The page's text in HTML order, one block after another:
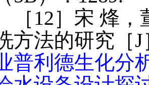
12］宋 烽，
方法的研究［
普利德生化分